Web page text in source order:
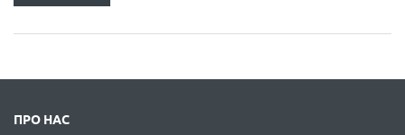
ПРО НАС